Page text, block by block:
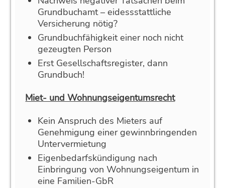
Grundbuchamt – eidessstattliche
Versicherung nötig?
Grundbuchfähigkeit einer noch nicht
gezeugten Person
Erst Gesellschaftsregister, dann
Grundbuch!
Miet- und Wohnungseigentumsrecht
Kein Anspruch des Mieters auf
Genehmigung einer gewinnbringenden
Untervermietung
Eigenbedarfskündigung nach
Einbringung von Wohnungseigentum in
eine Familien-GbR